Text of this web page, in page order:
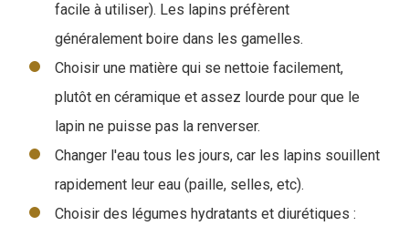
facile à utiliser). Les lapins préfèrent
généralement boire dans les gamelles.
Choisir une matière qui se nettoie facilement,
plutôt en céramique et assez lourde pour que le
lapin ne puisse pas la renverser.
Changer l'eau tous les jours, car les lapins souillent
rapidement leur eau (paille, selles, etc).
Choisir des légumes hydratants et diurétiques :